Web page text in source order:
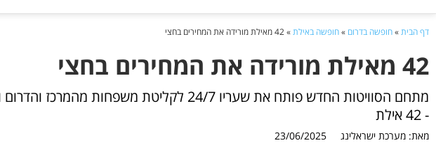
דף הבית»חופשה בדרום »חופשה באילת»42 מאילת מורידה את המחירים בחצי
42 מאילת מורידה את המחירים בחצי
- 42 אילת
מאת: מערכת ישראלינג 23/06/2025